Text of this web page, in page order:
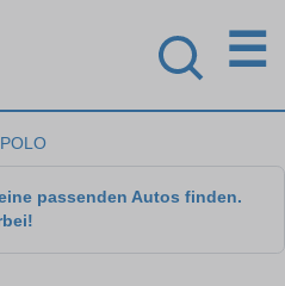
☰
POLO
passenden Autos finden.